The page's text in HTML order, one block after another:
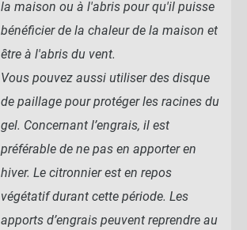
la maison ou à l'abris pour qu'il puisse
bénéficier de la chaleur de la maison et
être à l'abris du vent.
Vous pouvez aussi utiliser des disque
de paillage pour protéger les racines du
gel. Concernant l’engrais, il est
préférable de ne pas en apporter en
hiver. Le citronnier est en repos
végétatif durant cette période. Les
apports d’engrais peuvent reprendre au